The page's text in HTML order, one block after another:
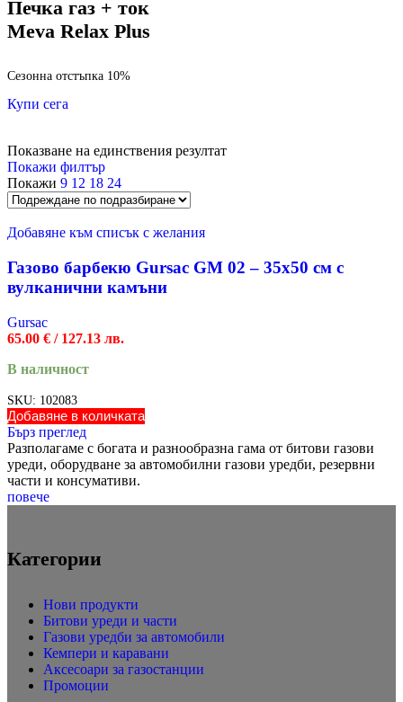
Печка газ + ток
Meva Relax Plus
Сезонна отстъпка 10%
Купи сега
Показване на единствения резултат
Покажи филтър
Покажи 9 12 18 24
Добавяне към списък с желания
Газово барбекю Gursac GM 02 – 35х50 см с
вулканични камъни
Gursac
65.00 € / 127.13 лв.
В наличност
SKU: 102083
Добавяне в количката
Бърз преглед
Разполагаме с богата и разнообразна гама от битови газови
уреди, оборудване за автомобилни газови уредби, резервни
части и консумативи.
повече
Категории
Нови продукти
Битови уреди и части
Газови уредби за автомобили
Кемпери и каравани
Аксесоари за газостанции
Промоции